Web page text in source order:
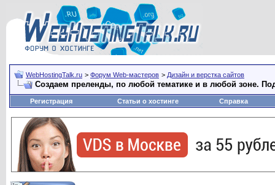
WebHostingTalk.ru > Форум Web-мастеров > Дизайн и верстка сайтов
Создаем преленды, по любой тематике и в любой зоне.
Регистрация Статьи о хостинге Справка